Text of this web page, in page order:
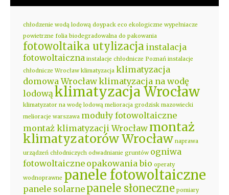
chłodzenie wodą lodową doypack eco ekologiczne wypełniacze
powietrzne folia biodegradowalna do pakowania
fotowoltaika utylizacja instalacja
fotowoltaiczna instalacje chłodnicze Poznań instalacje
chłodnicze Wrocław klimatyzacja klimatyzacja
domowa Wrocławklimatyzacja na wodę
lodowąklimatyzacja Wrocław
klimatyzator na wodę lodową melioracja grodzisk mazowiecki
melioracje warszawa moduły fotowoltaiczne
montaż klimatyzacji Wrocław montaż
klimatyzatorów Wrocław naprawa
urządzeń chłodniczych odwadnianie gruntów ogniwa
fotowoltaiczne opakowania bio operaty
wodnoprawne panele fotowoltaiczne
panele solarne panele słoneczne pomiary